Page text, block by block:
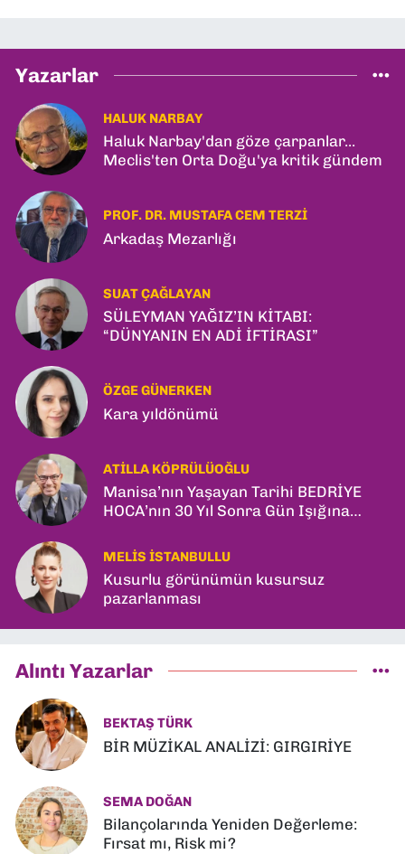
Yazarlar
HALUK NARBAY
Haluk Narbay'dan göze çarpanlar...
Meclis'ten Orta Doğu'ya kritik gündem
PROF. DR. MUSTAFA CEM TERZI
Arkadaş Mezarlığı
SUAT ÇAĞLAYAN
SÜLEYMAN YAĞIZ’IN KİTABI:
“DÜNYANIN EN ADİ İFTİRASI”
ÖZGE GÜNERKEN
Kara yıldönümü
ATILLA KÖPRÜLÜOĞLU
Manisa’nın Yaşayan Tarihi BEDRİYE
HOCA’nın 30 Yıl Sonra Gün Işığına
MELIS İSTANBULLU
Kusurlu görünümün kusursuz
pazarlanması
Alıntı Yazarlar
BEKTAŞ TÜRK
BİR MÜZİKAL ANALİZİ: GIRGIRİYE
SEMA DOĞAN
Bilançolarında Yeniden Değerleme:
Fırsat mı, Risk mi?